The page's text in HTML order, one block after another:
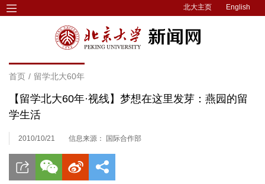
北大主页 English
首页 / 留学北大60年
【留学北大60年·视线】梦想在这里发芽：燕园的留
学生活
2010/10/21 信息来源： 国际合作部